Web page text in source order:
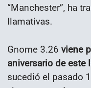
“Manchester”, ha
llamativas.
Gnome 3.26 viene
aniversario de este
sucedió el pasado